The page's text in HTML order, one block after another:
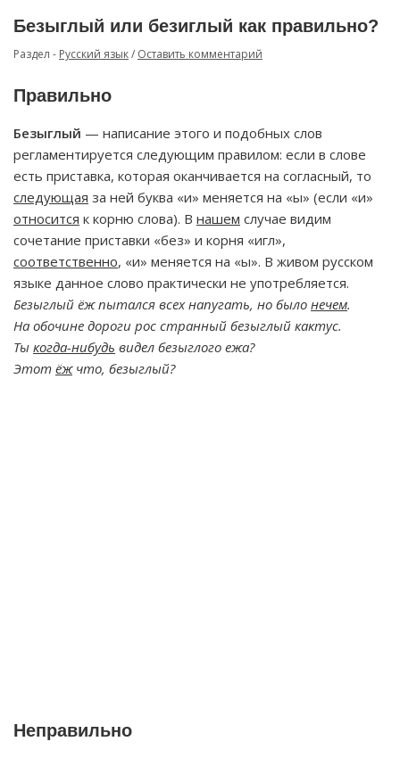
Безыглый или безиглый как правильно?
Раздел - Русский язык/ Оставить комментарий
Правильно
Безыглый — написание этого и подобных слов
регламентируется следующим правилом: если в слове
есть приставка, которая оканчивается на согласный, то
следующая за ней буква «и» меняется на «ы» (если «и»
относится к корню слова). В нашем случае видим
сочетание приставки «без» и корня «игл»,
соответственно, «и» меняется на «ы». В живом русском
языке данное слово практически не употребляется.
Безыглый ёж пытался всех напугать, но было нечем.
На обочине дороги рос странный безыглый кактус.
Ты когда-нибудь видел безыглого ежа?
Этот ёжчто, безыглый?
Неправильно